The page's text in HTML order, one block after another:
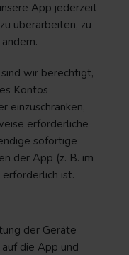
App jederzeit
überarbeiten, zu
wir berechtigt,
Kontos
einzuschränken,
erforderliche
sofortige
der App (z. B. im
ist.
der Geräte
die App und